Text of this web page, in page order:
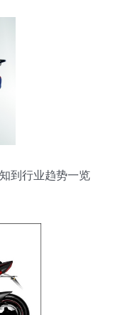
到行业趋势一览